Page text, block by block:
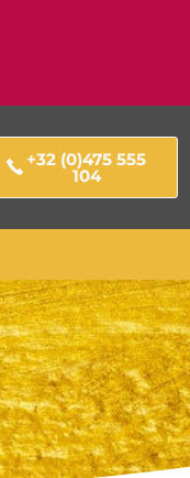
+32 (0)475 555
104